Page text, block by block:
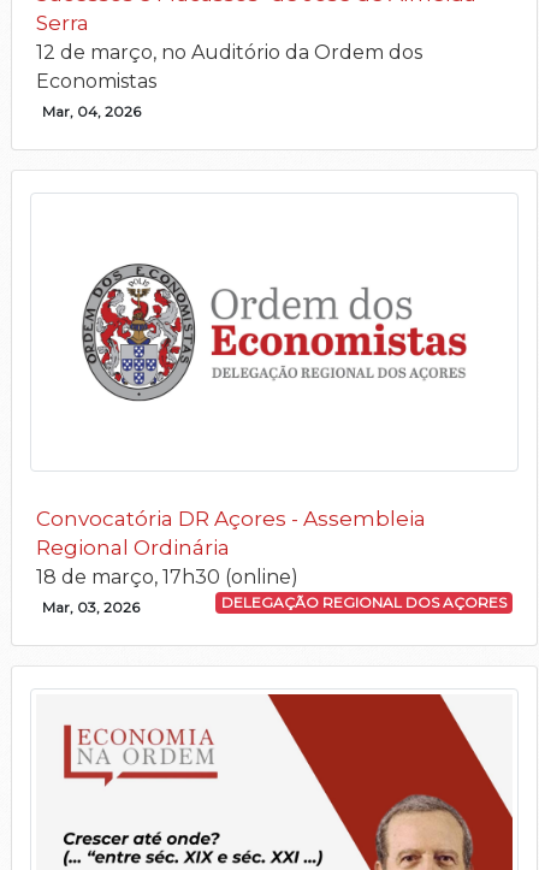
Serra
12 de março, no Auditório da Ordem dos
Economistas
Mar, 04, 2026
Convocatória DR Açores - Assembleia
Regional Ordinária
18 de março, 17h30 (online)
Mar, 03, 2026 DELEGAÇÃO REGIONAL DOS AÇORES